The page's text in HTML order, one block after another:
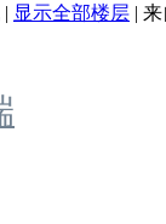
| 显示全部楼层 | 来